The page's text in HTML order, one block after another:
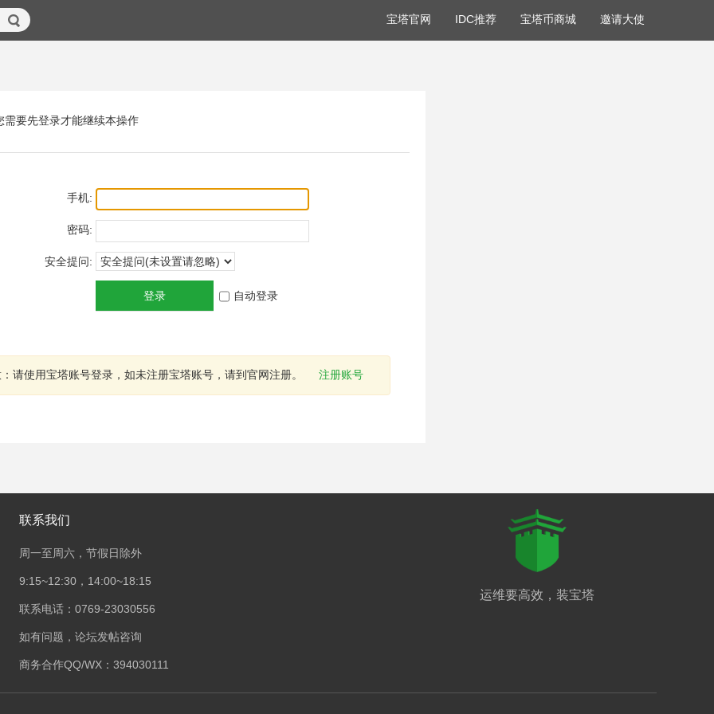
宝塔官网 IDC推荐 宝塔币商城 邀请大使
需要先登录才能继续本操作
手机:
密码:
安全提问:
登录 自动登录
请使用宝塔账号登录，如未注册宝塔账号，请到官网注册。 注册账号
联系我们
周一至周六，节假日除外
9:15~12:30，14:00~18:15
联系电话：0769-23030556
如有问题，论坛发帖咨询
商务合作QQ/WX：394030111
运维要高效，装宝塔